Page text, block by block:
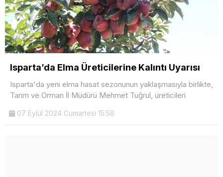
Isparta’da Elma Üreticilerine Kalıntı Uyarısı
Isparta'da yeni elma hasat sezonunun yaklaşmasıyla birlikte,
Tarım ve Orman İl Müdürü Mehmet Tuğrul, üreticileri
07 Eylül 2024 Cumartesi 15:58